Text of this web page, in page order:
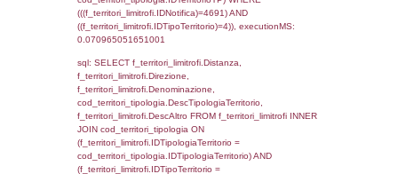
StatoIspezione,
'%d/%m/%Y') as DataApertura,
DATE_FORMAT(DataChiusura, '%d/%m/
DataChiusura,
'%d/%m/%Y') as DataUltimoPIR FROM
WHERE (((d3_ispezioni.IDNotifica)=4691)),
0.0005030632019043